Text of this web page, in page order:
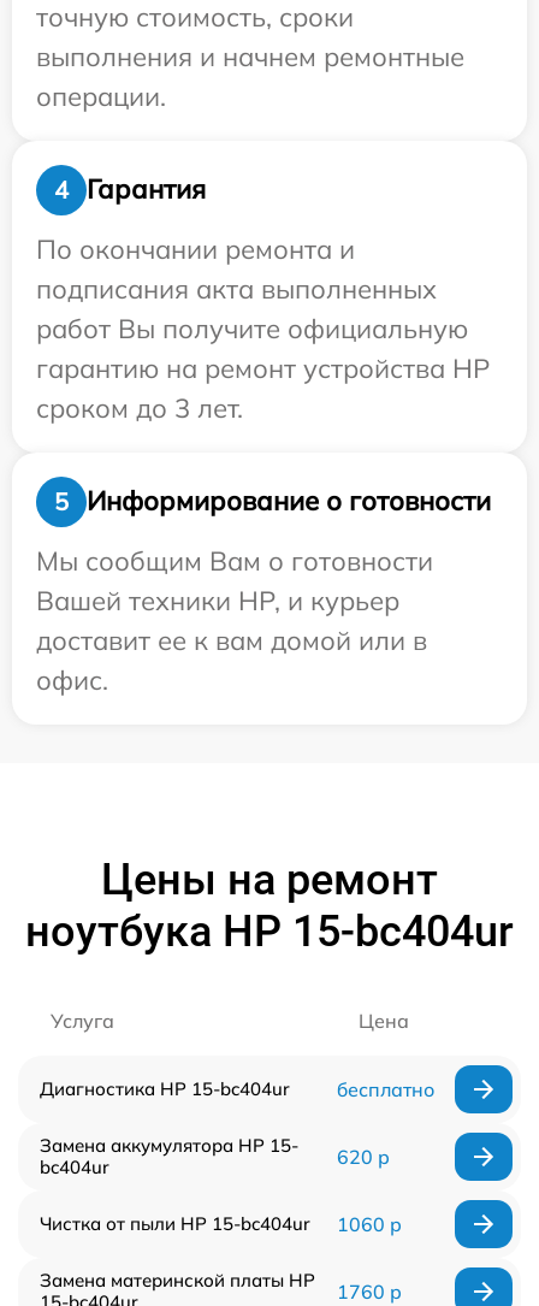
точную стоимость, сроки
выполнения и начнем ремонтные
операции.
4
Гарантия
По окончании ремонта и
подписания акта выполненных
работ Вы получите официальную
гарантию на ремонт устройства HP
сроком до 3 лет.
5
Информирование о готовности
Мы сообщим Вам о готовности
Вашей техники HP, и курьер
доставит ее к вам домой или в
офис.
Цены на ремонт
ноутбука HP 15-bc404ur
Услуга Цена
Диагностика HP 15-bc404ur бесплатно
Замена аккумулятора HP 15-
bc404ur
620 р
Чистка от пыли HP 15-bc404ur 1060 р
Замена материнской платы HP
15-bc404ur
1760 р